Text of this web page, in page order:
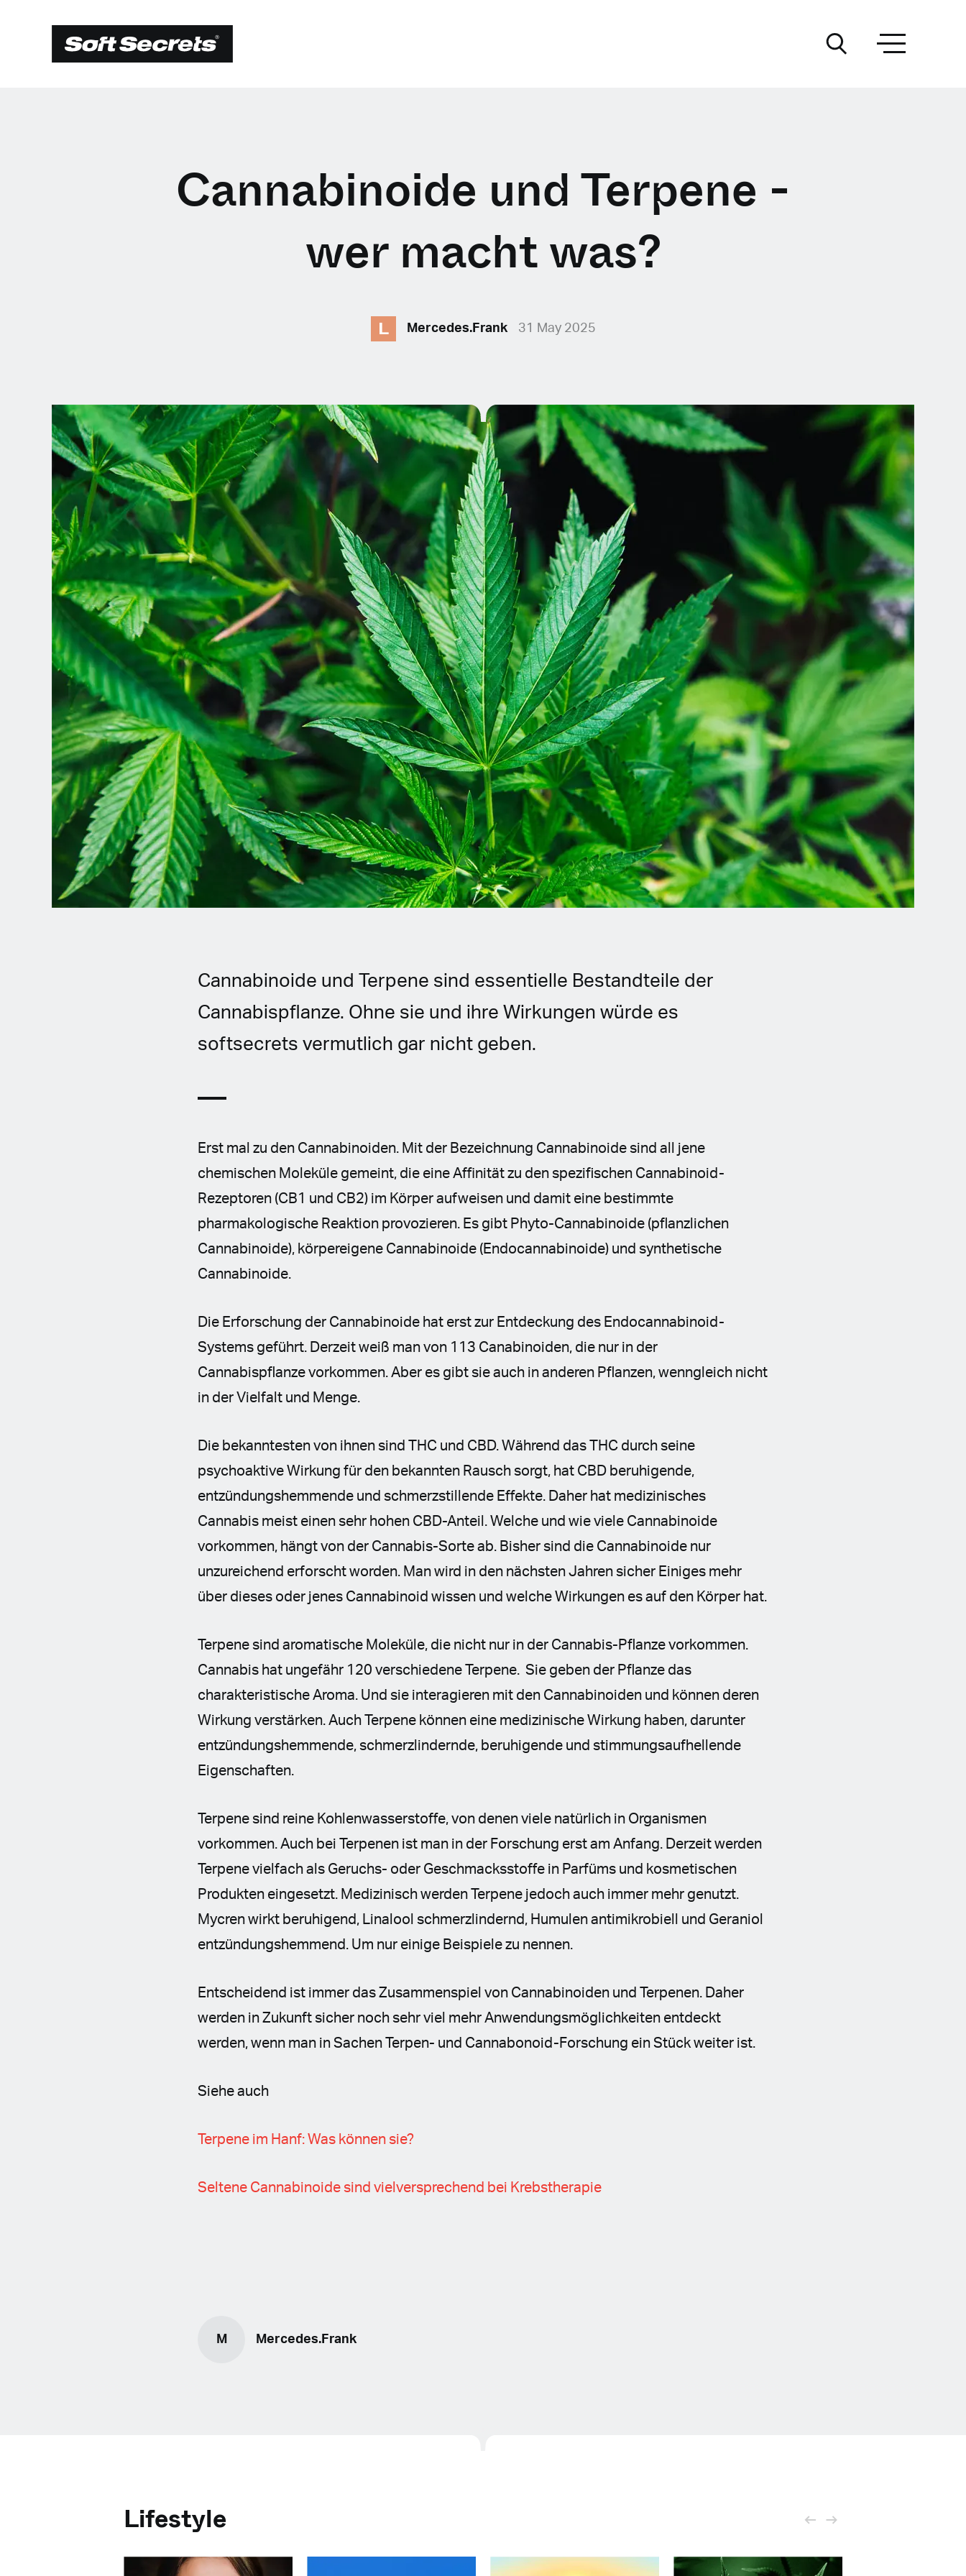
WÄHLEN SIE
IHRE POSITION
Dutch
English (United Kingdom)
English (United States)
Spanish (Spain)
Spanish (Latin America)
German
French
Italian
Czech
Polish
Cannabinoide und Terpene -
wer macht was?
L Mercedes.Frank 31 May 2025
Cannabinoide und Terpene sind essentielle Bestandteile der
Cannabispflanze. Ohne sie und ihre Wirkungen würde es
softsecrets vermutlich gar nicht geben.
Erst mal zu den Cannabinoiden. Mit der Bezeichnung Cannabinoide sind all jene
chemischen Moleküle gemeint, die eine Affinität zu den spezifischen Cannabinoid-
Rezeptoren (CB1 und CB2) im Körper aufweisen und damit eine bestimmte
pharmakologische Reaktion provozieren. Es gibt Phyto-Cannabinoide (pflanzlichen
Cannabinoide), körpereigene Cannabinoide (Endocannabinoide) und synthetische
Cannabinoide.
Die Erforschung der Cannabinoide hat erst zur Entdeckung des Endocannabinoid-
Systems geführt. Derzeit weiß man von 113 Canabinoiden, die nur in der
Cannabispflanze vorkommen. Aber es gibt sie auch in anderen Pflanzen, wenngleich nicht
in der Vielfalt und Menge.
Die bekanntesten von ihnen sind THC und CBD. Während das THC durch seine
psychoaktive Wirkung für den bekannten Rausch sorgt, hat CBD beruhigende,
entzündungshemmende und schmerzstillende Effekte. Daher hat medizinisches
Cannabis meist einen sehr hohen CBD-Anteil. Welche und wie viele Cannabinoide
vorkommen, hängt von der Cannabis-Sorte ab. Bisher sind die Cannabinoide nur
unzureichend erforscht worden. Man wird in den nächsten Jahren sicher Einiges mehr
über dieses oder jenes Cannabinoid wissen und welche Wirkungen es auf den Körper hat.
Terpene sind aromatische Moleküle, die nicht nur in der Cannabis-Pflanze vorkommen.
Cannabis hat ungefähr 120 verschiedene Terpene. Sie geben der Pflanze das
charakteristische Aroma. Und sie interagieren mit den Cannabinoiden und können deren
Wirkung verstärken. Auch Terpene können eine medizinische Wirkung haben, darunter
entzündungshemmende, schmerzlindernde, beruhigende und stimmungsaufhellende
Eigenschaften.
Terpene sind reine Kohlenwasserstoffe, von denen viele natürlich in Organismen
vorkommen. Auch bei Terpenen ist man in der Forschung erst am Anfang. Derzeit werden
Terpene vielfach als Geruchs- oder Geschmacksstoffe in Parfüms und kosmetischen
Produkten eingesetzt. Medizinisch werden Terpene jedoch auch immer mehr genutzt.
Mycren wirkt beruhigend, Linalool schmerzlindernd, Humulen antimikrobiell und Geraniol
entzündungshemmend. Um nur einige Beispiele zu nennen.
Entscheidend ist immer das Zusammenspiel von Cannabinoiden und Terpenen. Daher
werden in Zukunft sicher noch sehr viel mehr Anwendungsmöglichkeiten entdeckt
werden, wenn man in Sachen Terpen- und Cannabonoid-Forschung ein Stück weiter ist.
Siehe auch
Terpene im Hanf: Was können sie?
Seltene Cannabinoide sind vielversprechend bei Krebstherapie
M Mercedes.Frank
Lifestyle